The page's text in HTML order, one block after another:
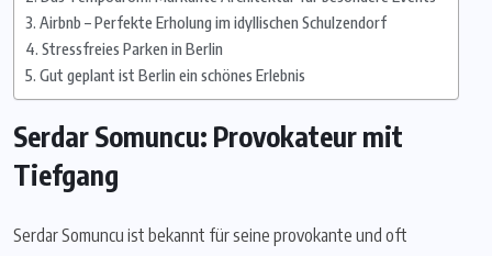
Airbnb – Perfekte Erholung im idyllischen Schulzendorf
Stressfreies Parken in Berlin
Gut geplant ist Berlin ein schönes Erlebnis
Serdar Somuncu: Provokateur mit
Tiefgang
Serdar Somuncu ist bekannt für seine provokante und oft